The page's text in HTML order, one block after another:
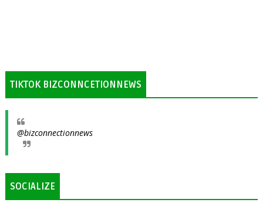
TIKTOK BIZCONNCETIONNEWS
@bizconnectionnews
SOCIALIZE